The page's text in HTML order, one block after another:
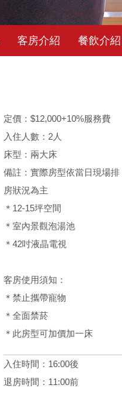
客房介紹 餐飲介紹
定價：$12,000+10%服務費
入住人數：2人
床型：兩大床
備註：實際房型依當日現場排
房狀況為主
＊12-15坪空間
＊室內景觀泡湯池
＊42吋液晶電視
客房使用須知：
＊禁止攜帶寵物
＊全面禁菸
＊此房型可加價加一床
入住時間：16:00後
退房時間：11:00前